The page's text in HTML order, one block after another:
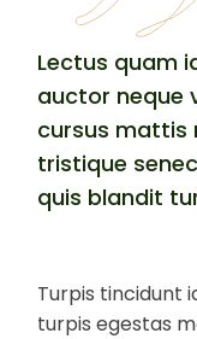
Lectus quam
auctor neque
cursus mattis
tristique
quis blandit
Turpis tincidunt
turpis egestas